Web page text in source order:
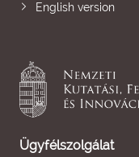
English version
Ügyfélszolgálat